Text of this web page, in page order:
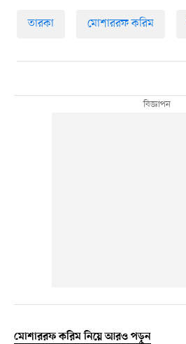
তারকা মোশাররফ করিম
মোশাররফ করিম নিয়ে আরও পড়ুন